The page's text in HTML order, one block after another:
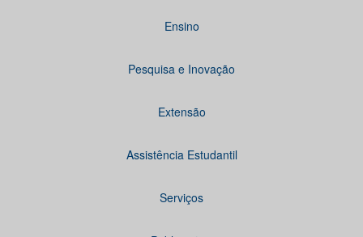
Ensino
Pesquisa e Inovação
Extensão
Assistência Estudantil
Serviços